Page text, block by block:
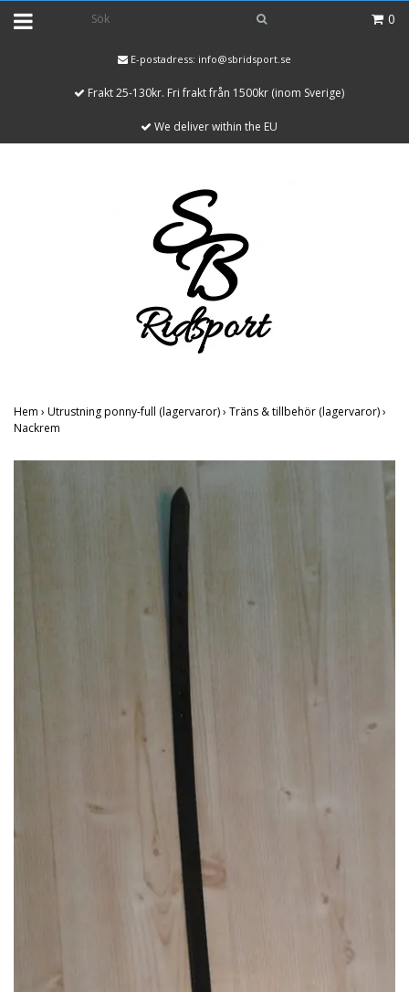
0
E-postadress: info@sbridsport.se
Frakt 25-130kr. Fri frakt från 1500kr (inom Sverige)
We deliver within the EU
Hem › Utrustning ponny-full (lagervaror)› Träns & tillbehör (lagervaror)›
Nackrem